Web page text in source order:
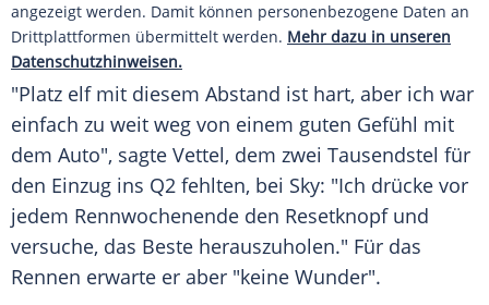
angezeigt werden. Damit können personenbezogene Daten an
Drittplattformen übermittelt werden. Mehr dazu in unseren
Datenschutzhinweisen.
"Platz elf mit diesem Abstand ist hart, aber ich war
einfach zu weit weg von einem guten Gefühl mit
dem Auto", sagte Vettel, dem zwei Tausendstel für
den Einzug ins Q2 fehlten, bei Sky: "Ich drücke vor
jedem Rennwochenende den Resetknopf und
versuche, das Beste herauszuholen." Für das
Rennen erwarte er aber "keine Wunder".